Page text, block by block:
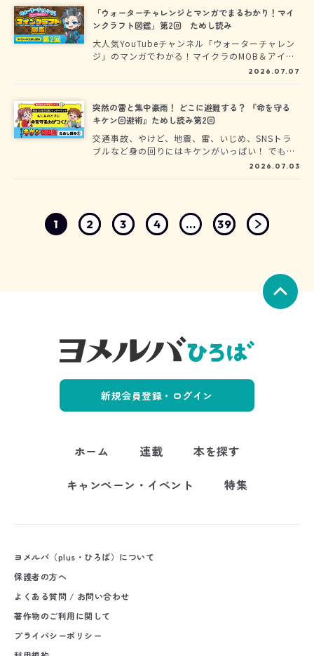
のか？ 日本版の立ち上げから24年、現在も、全
イラストをカラー化した『[カラー新装版]マジッ
ク・ツリーハウス』を刊行するなど、新たな挑戦
を続ける本作の担当編集者が、企画のきっかけか
ら「大ヒットの理由」までを語ってもらいまし
「ウォーターチャレンジとマンガでまるわかり！マイ
ンクラフト図鑑」第2回 ためし読み
大人気YouTubeチャンネル「ウォーターチャレン
ジ」のマンガでわかる！マイクラのMOB＆アイテ
ム図鑑が登場★「ウォーターチャレンジとマンガ
2026.07.07
突然の雷と集中豪雨！ どこに避難する？ 『命を守る
キケン回避術』ためし読み第2回
交通事故、やけど、地震、雷、いじめ、SNSトラ
ブルなど身の回りにはキケンがいっぱい！ でも
「回避術」を知っていれば大丈夫。さまざまなキ
2026.07.03
1 2 3 4 ... 39
新規会員登録・ログイン
ホーム 連載
本を探す
キャンペーン・イベント
特集
ヨメルバ（plus・ひろば）について
保護者の方へ
よくある質問 / お問い合わせ
著作物のご利用に関して
プライバシーポリシー